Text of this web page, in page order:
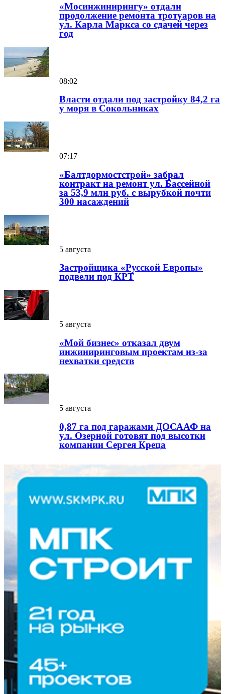
«Мосинжинирингу» отдали
продолжение ремонта тротуаров на
ул. Карла Маркса со сдачей через
год
08:02
Власти отдали под застройку 84,2 га
у моря в Сокольниках
07:17
«Балтдормостстрой» забрал
контракт на ремонт ул. Бассейной
за 53,9 млн руб. с вырубкой почти
300 насаждений
5 августа
Застройщика «Русской Европы»
подвели под КРТ
5 августа
«Мой бизнес» отказал двум
инжиниринговым проектам из-за
нехватки средств
5 августа
0,87 га под гаражами ДОСААФ на
ул. Озерной готовят под высотки
компании Сергея Креца